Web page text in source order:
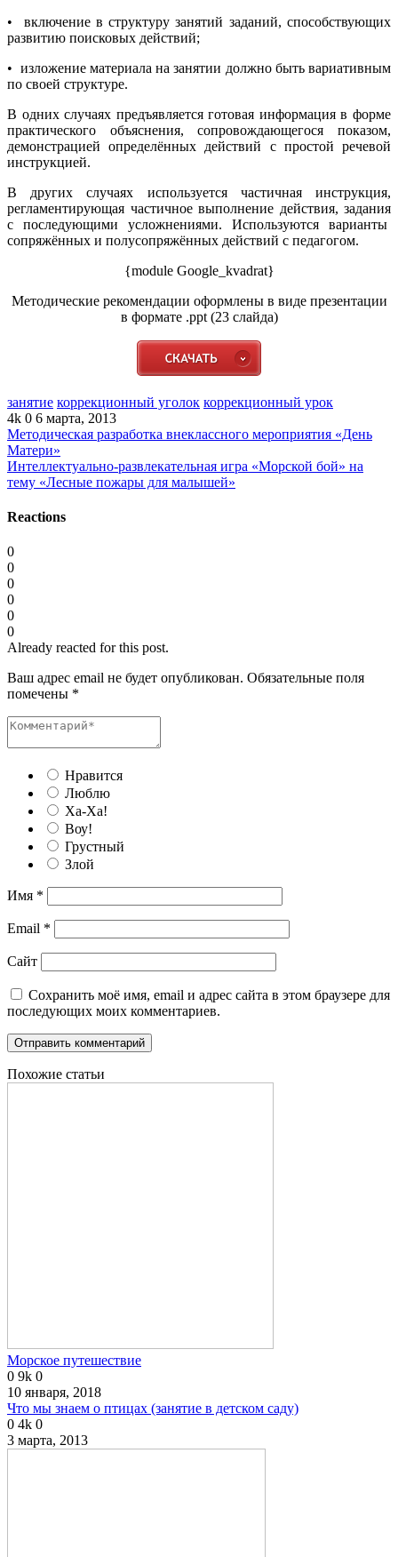
• включение в структуру занятий заданий, способствующих
развитию поисковых действий;
• изложение материала на занятии должно быть вариативным
по своей структуре.
В одних случаях предъявляется готовая информация в форме
практического объяснения, сопровождающегося показом,
демонстрацией определённых действий с простой речевой
инструкцией.
В других случаях используется частичная инструкция,
регламентирующая частичное выполнение действия, задания
с последующими усложнениями. Используются варианты
сопряжённых и полусопряжённых действий с педагогом.
{module Google_kvadrat}
Методические рекомендации оформлены в виде презентации
в формате .ppt (23 слайда)
занятие коррекционный уголок коррекционный урок
4k 0 6 марта, 2013
Методическая разработка внеклассного мероприятия «День
Матери»
Интеллектуально-развлекательная игра «Морской бой» на
тему «Лесные пожары для малышей»
Reactions
0
0
0
0
0
0
Already reacted for this post.
Ваш адрес email не будет опубликован. Обязательные поля
помечены *
Нравится
Люблю
Ха-Ха!
Воу!
Грустный
Злой
Имя *
Email *
Сайт
Сохранить моё имя, email и адрес сайта в этом браузере для
последующих моих комментариев.
Похожие статьи
Морское путешествие
0 9k 0
10 января, 2018
Что мы знаем о птицах (занятие в детском саду)
0 4k 0
3 марта, 2013